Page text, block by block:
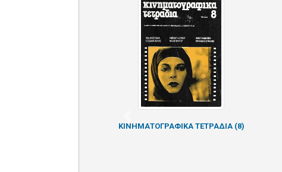
ΚΙΝΗΜΑΤΟΓΡΑΦΙΚΑ ΤΕΤΡΑΔΙΑ (8)
Previous